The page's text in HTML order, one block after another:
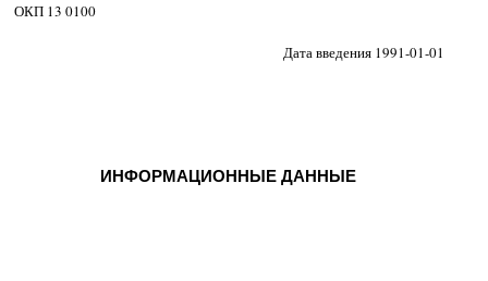
ОКП 13 0100
Дата введения 1991-01-01
ИНФОРМАЦИОННЫЕ ДАННЫЕ